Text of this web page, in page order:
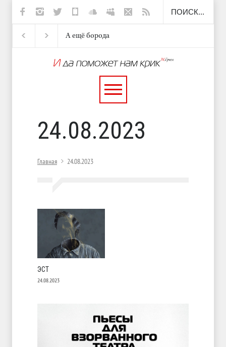
А ещё борода
24.08.2023
Главная 24.08.2023
ЭСТ
24.08.2023